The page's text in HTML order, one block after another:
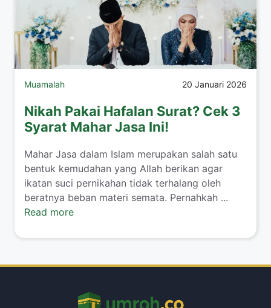
Muamalah 20 Januari 2026
Nikah Pakai Hafalan Surat? Cek 3
Syarat Mahar Jasa Ini!
​Mahar Jasa dalam Islam merupakan salah satu
bentuk kemudahan yang Allah berikan agar
ikatan suci pernikahan tidak terhalang oleh
beratnya beban materi semata. Pernahkah ...
Read more